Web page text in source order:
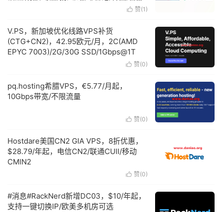
 赞(1 )
V.PS，新加坡优化线路VPS补货
(CTG+CN2)，42.95欧元/月，2C(AMD
EPYC 7003)/2G/30G SSD/1Gbps@1T
 赞(0)
pq.hosting希腊VPS，€5.77/月起，
10Gbps带宽/不限流量
 赞(0)
Hostdare美国CN2 GIA VPS，8折优惠，
$28.79/年起，电信CN2/联通CUII/移动
CMIN2
 赞(0)
#消息#RackNerd新增DC03，$10/年起，
支持一键切换IP/欧美多机房可选